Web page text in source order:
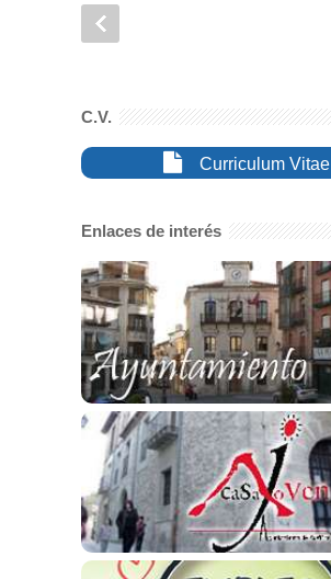
C.V.
Curriculum Vitae
Enlaces de interés